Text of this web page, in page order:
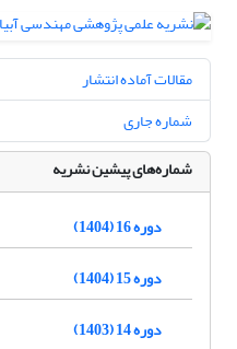
مقالات آماده انتشار
شماره جاری
شماره‌های پیشین نشریه
دوره 16 (1404)
دوره 15 (1404)
دوره 14 (1403)